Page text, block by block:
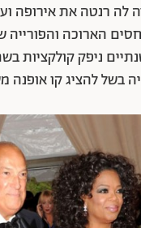
עזב דה לה רנטה את
הארוכה והפורייה
ניפק קולקציות